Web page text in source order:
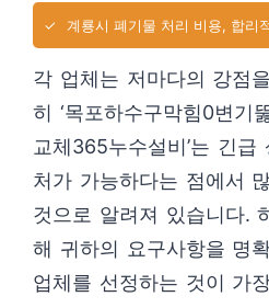
✓ 계룡시 폐기물 처리 비용, 합리
각 업체는 저마다의 강점
히 ‘목포하수구막힘0변기
교체365누수설비’는 긴
처가 가능하다는 점에서
것으로 알려져 있습니다.
해 귀하의 요구사항을 명
업체를 선정하는 것이 가